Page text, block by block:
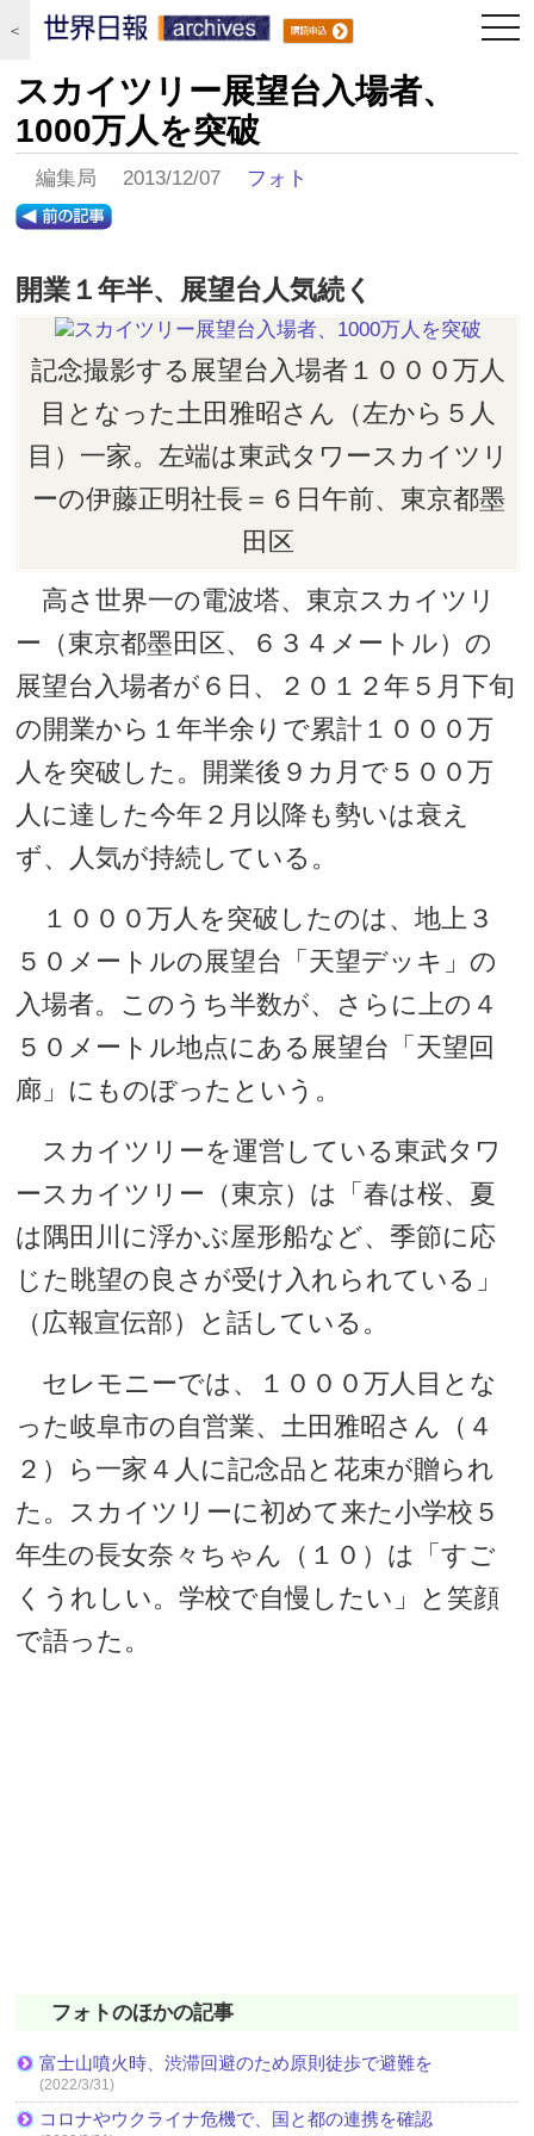
＜
スカイツリー展望台入場者、
1000万人を突破
編集局 2013/12/07 フォト
開業１年半、展望台人気続く
記念撮影する展望台入場者１０００万人
目となった土田雅昭さん（左から５人
目）一家。左端は東武タワースカイツリ
ーの伊藤正明社長＝６日午前、東京都墨
田区
高さ世界一の電波塔、東京スカイツリ
ー（東京都墨田区、６３４メートル）の
展望台入場者が６日、２０１２年５月下旬
の開業から１年半余りで累計１０００万
人を突破した。開業後９カ月で５００万
人に達した今年２月以降も勢いは衰え
ず、人気が持続している。
１０００万人を突破したのは、地上３
５０メートルの展望台「天望デッキ」の
入場者。このうち半数が、さらに上の４
５０メートル地点にある展望台「天望回
廊」にものぼったという。
スカイツリーを運営している東武タワ
ースカイツリー（東京）は「春は桜、夏
は隅田川に浮かぶ屋形船など、季節に応
じた眺望の良さが受け入れられている」
（広報宣伝部）と話している。
セレモニーでは、１０００万人目とな
った岐阜市の自営業、土田雅昭さん（４
２）ら一家４人に記念品と花束が贈られ
た。スカイツリーに初めて来た小学校５
年生の長女奈々ちゃん（１０）は「すご
くうれしい。学校で自慢したい」と笑顔
で語った。
フォトのほかの記事
富士山噴火時、渋滞回避のため原則徒歩で避難を
(2022/3/31)
コロナやウクライナ危機で、国と都の連携を確認